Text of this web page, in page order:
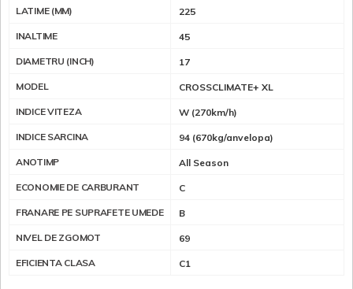
LATIME (MM) 225
INALTIME 45
DIAMETRU (INCH) 17
MODEL CROSSCLIMATE+ XL
INDICE VITEZA W (270km/h)
INDICE SARCINA 94 (670kg/anvelopa)
ANOTIMP All Season
ECONOMIE DE CARBURANT C
FRANARE PE SUPRAFETE UMEDE B
NIVEL DE ZGOMOT 69
EFICIENTA CLASA C1